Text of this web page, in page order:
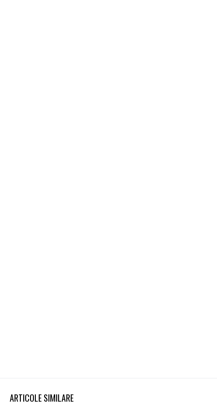
ARTICOLE SIMILARE